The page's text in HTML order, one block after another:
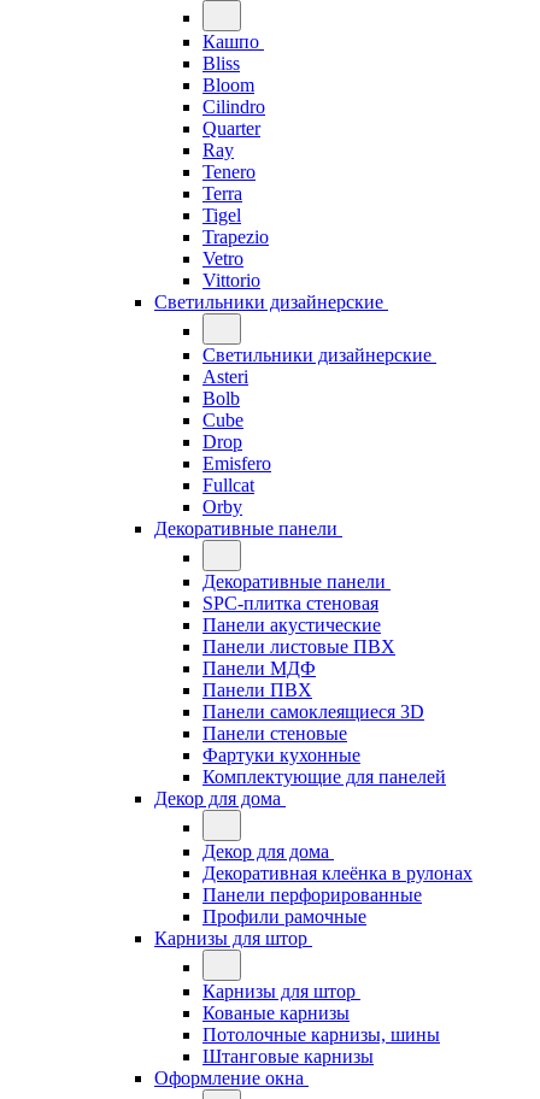
Кашпо
Bliss
Bloom
Cilindro
Quarter
Ray
Tenero
Terra
Tigel
Trapezio
Vetro
Vittorio
Светильники дизайнерские
Светильники дизайнерские
Asteri
Bolb
Cube
Drop
Emisfero
Fullcat
Orby
Декоративные панели
Декоративные панели
SPC-плитка стеновая
Панели акустические
Панели листовые ПВХ
Панели МДФ
Панели ПВХ
Панели самоклеящиеся 3D
Панели стеновые
Фартуки кухонные
Комплектующие для панелей
Декор для дома
Декор для дома
Декоративная клеёнка в рулонах
Панели перфорированные
Профили рамочные
Карнизы для штор
Карнизы для штор
Кованые карнизы
Потолочные карнизы, шины
Штанговые карнизы
Оформление окна